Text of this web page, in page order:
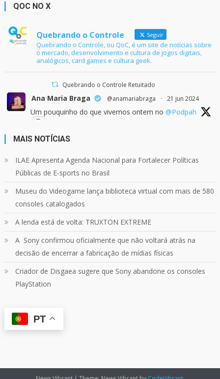
QOC NO X
Quebrando o Controle Seguir
Quebrando o Controle, ou QoC, é um site de notícias sobre
o mercado, desenvolvimento e cultura de jogos digitais,
analógicos, card games e cultura geek.
Quebrando o Controle Retuitado
Ana Maria Braga @anamariabraga · 21 jun 2024
Um pouquinho do que vivemos ontem no @Podpah
Quebrando o Controle
Confira em nosso site o mais recente REVIEW de
Skull & Bones.
Mais em:
https://buff.ly/3yPhDN2
Carregar mais
MAIS NOTÍCIAS
ILAE Apresenta Agenda Nacional para Fortalecer Políticas
Públicas de E-sports no Brasil
Museu do Videogame lança biblioteca virtual com mais de 580
consoles catalogados
A lenda está de volta: TRUXTON EXTREME
A Sony confirmou oficialmente que não voltará atrás na
decisão de encerrar a fabricação de mídias físicas
Criador de Disgaea sugere que Sony abandone os consoles
PlayStation
PT